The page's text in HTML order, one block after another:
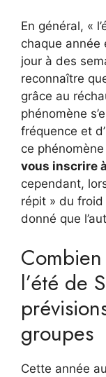
En général, «
chaque année
jour à des
reconnaître
grâce au
phénomène
fréquence et
ce
vous inscrire
cependant,
répit » du froid
donné que
l’été de
groupes
Cette année